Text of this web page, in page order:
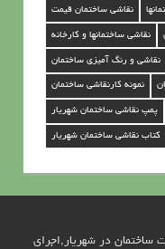
نقاشی ساختمان قیمت
نقاشی ساختمانها و کارخانه
نقاشی و رنگ آمیزی ساختمان
نمونه کارنقاشی ساختمان
پمپ نقاشی ساختمان شهریار
کتاب نقاشی ساختمان شهریار
ساختمان در شهریار,اجرای